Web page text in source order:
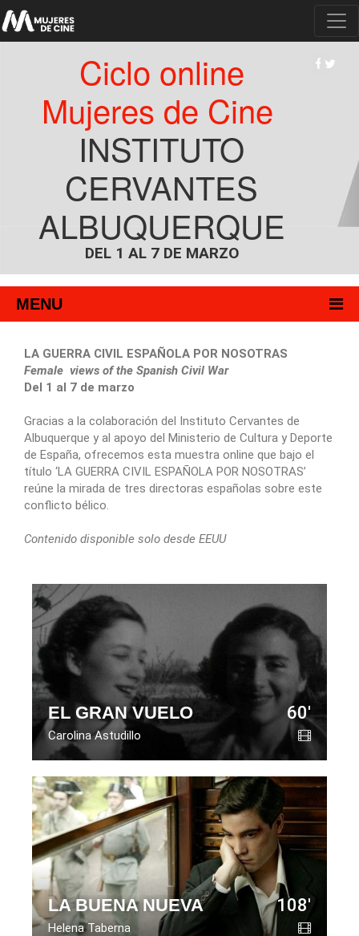
Ciclo online
Mujeres de Cine
INSTITUTO
CERVANTES
ALBUQUERQUE
DEL 1 AL 7 DE MARZO
MENU
LA GUERRA CIVIL ESPAÑOLA POR NOSOTRAS
Female views of the Spanish Civil War
Del 1 al 7 de marzo
Gracias a la colaboración del Instituto Cervantes de
Albuquerque y al apoyo del Ministerio de Cultura y Deporte
de España, ofrecemos esta muestra online que bajo el
título ‘LA GUERRA CIVIL ESPAÑOLA POR NOSOTRAS’
reúne la mirada de tres directoras españolas sobre este
conflicto bélico.
Contenido disponible solo desde EEUU
EL GRAN VUELO 60'
Carolina Astudillo
LA BUENA NUEVA 108'
Helena Taberna